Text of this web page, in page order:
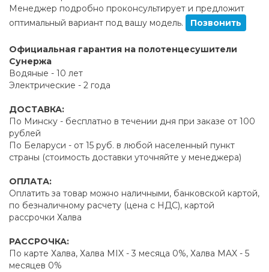
Менеджер подробно проконсультирует и предложит
оптимальный вариант под вашу модель.
Позвонить
Официальная гарантия на полотенцесушители
Сунержа
Водяные - 10 лет
Электрические - 2 года
ДОСТАВКА:
По Минску - бесплатно в течении дня при заказе от 100
рублей
По Беларуси - от 15 руб. в любой населенный пункт
страны (стоимость доставки уточняйте у менеджера)
ОПЛАТА:
Оплатить за товар можно наличными, банковской картой,
по безналичному расчету (цена с НДС), картой
рассрочки Халва
РАССРОЧКА:
По карте Халва, Халва MIX - 3 месяца 0%, Халва MAX - 5
месяцев 0%